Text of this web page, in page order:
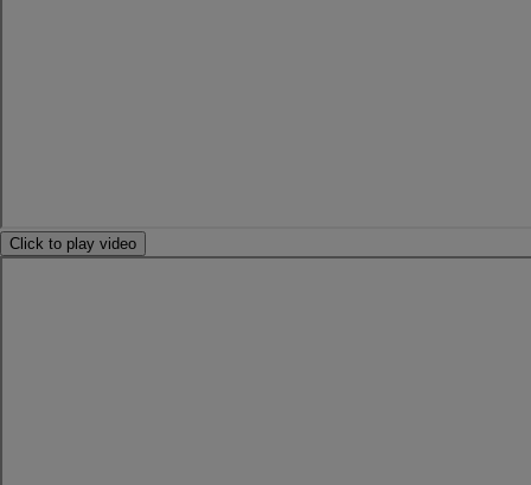
Click to play video